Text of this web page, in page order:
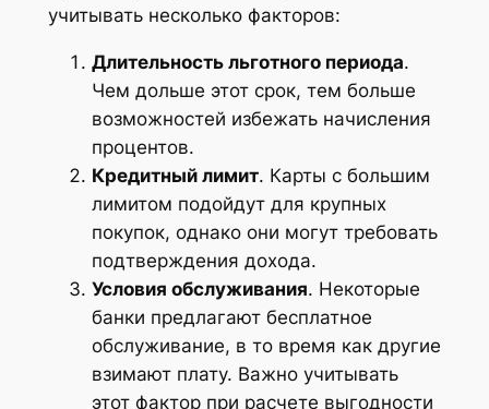
учитывать несколько факторов:
Длительность льготного периода.
Чем дольше этот срок, тем больше
возможностей избежать начисления
процентов.
Кредитный лимит. Карты с большим
лимитом подойдут для крупных
покупок, однако они могут требовать
подтверждения дохода.
Условия обслуживания. Некоторые
банки предлагают бесплатное
обслуживание, в то время как другие
взимают плату. Важно учитывать
этот фактор при расчете выгодности